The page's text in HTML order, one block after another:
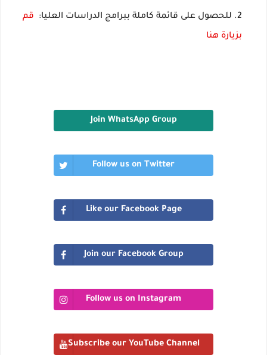
للحصول على قائمة كاملة ببرامج الدراسات العليا: قم
بزيارة هنا
Join WhatsApp Group
Follow us on Twitter
Like our Facebook Page
Join our Facebook Group
Follow us on Instagram
Subscribe our YouTube Channel